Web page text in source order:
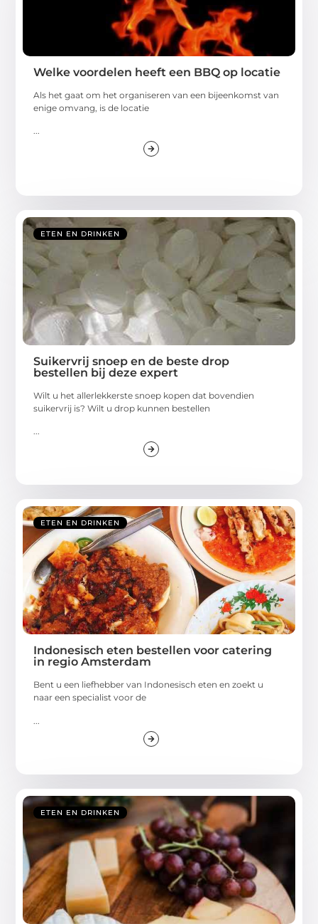
Welke voordelen heeft een BBQ op locatie
Als het gaat om het organiseren van een bijeenkomst van
enige omvang, is de locatie
...
ETEN EN DRINKEN
Suikervrij snoep en de beste drop
bestellen bij deze expert
Wilt u het allerlekkerste snoep kopen dat bovendien
suikervrij is? Wilt u drop kunnen bestellen
...
ETEN EN DRINKEN
Indonesisch eten bestellen voor catering
in regio Amsterdam
Bent u een liefhebber van Indonesisch eten en zoekt u
naar een specialist voor de
ETEN EN DRINKEN